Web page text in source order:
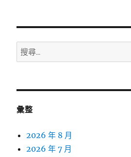
搜
尋
鍵
彙整
2026 年 8 月
2026 年 7 月